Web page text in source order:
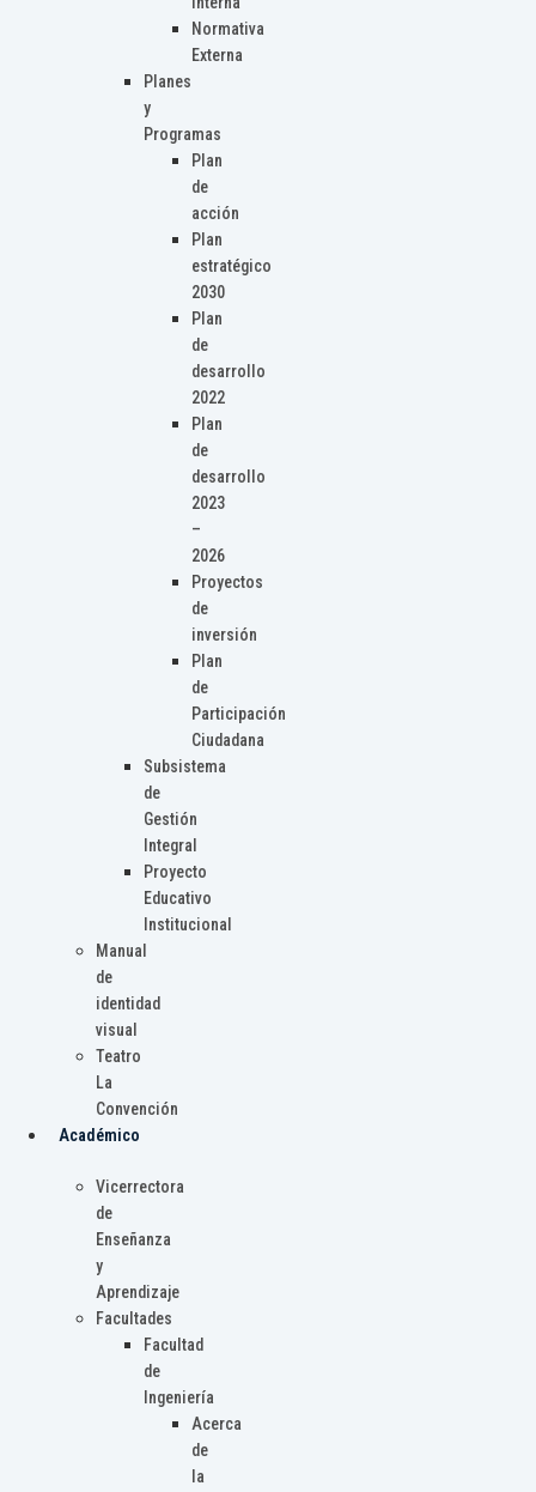
Normativa
Externa
Planes
y
Programas
Plan
de
acción
Plan
estratégico
2030
Plan
de
desarrollo
2022
Plan
de
desarrollo
2023
–
2026
Proyectos
de
inversión
Plan
de
Participación
Ciudadana
Subsistema
de
Gestión
Integral
Proyecto
Educativo
Institucional
Manual
de
identidad
visual
Teatro
La
Convención
Académico
Vicerrectora
de
Enseñanza
y
Aprendizaje
Facultades
Facultad
de
Ingeniería
Acerca
de
la